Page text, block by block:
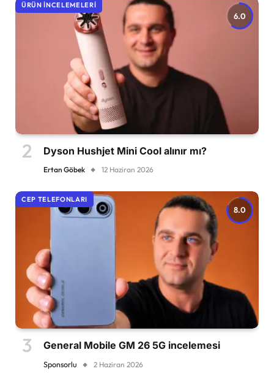
6.0
ÜRÜN İNCELEMELERI
Dyson Hushjet Mini Cool alınır mı?
Ertan Göbek 12 Haziran 2026
8.0
CEP TELEFONLARI
General Mobile GM 26 5G incelemesi
Sponsorlu 2 Haziran 2026